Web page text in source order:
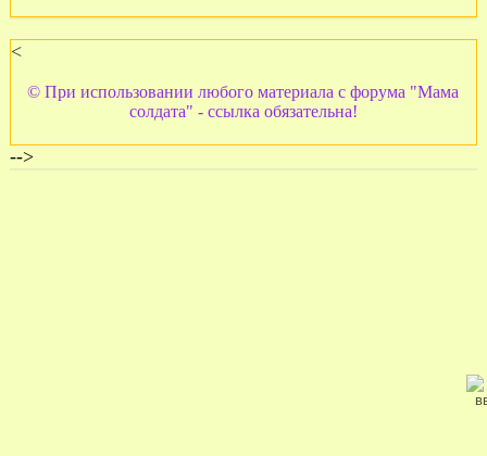
<
© При использовании любого материала с форума "Мама
солдата" - ссылка обязательна!
-->